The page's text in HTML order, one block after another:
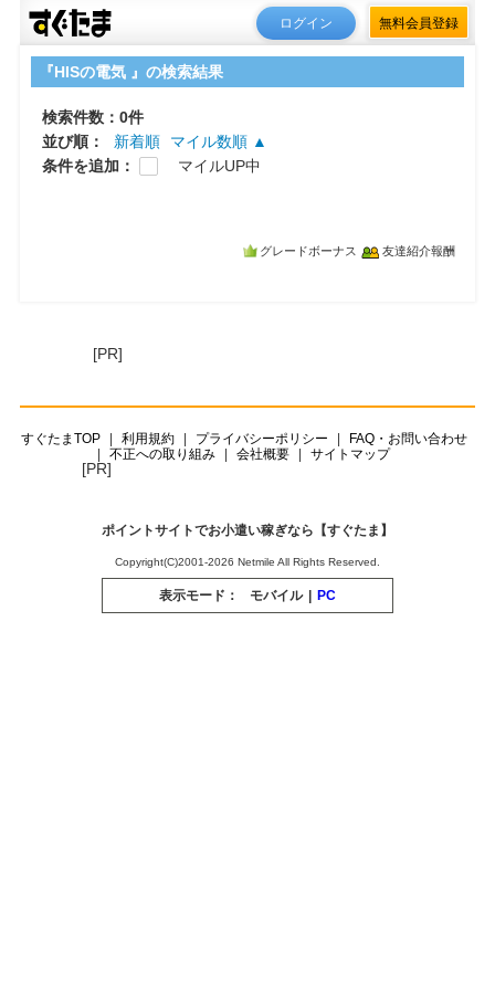
ログイン 無料会員登録
『HISの電気 』の検索結果
検索件数：0件
並び順：
新着順
マイル数順 ▲
条件を追加：
マイルUP中
グレードボーナス 友達紹介報酬
[PR]
すぐたまTOP 利用規約 プライバシーポリシー
FAQ・お問い合わせ
不正への取り組み
会社概要 サイトマップ
[PR]
ポイントサイトでお小遣い稼ぎなら【すぐたま】
Copyright(C)2001-2026 Netmile All Rights Reserved.
表示モード： モバイル PC